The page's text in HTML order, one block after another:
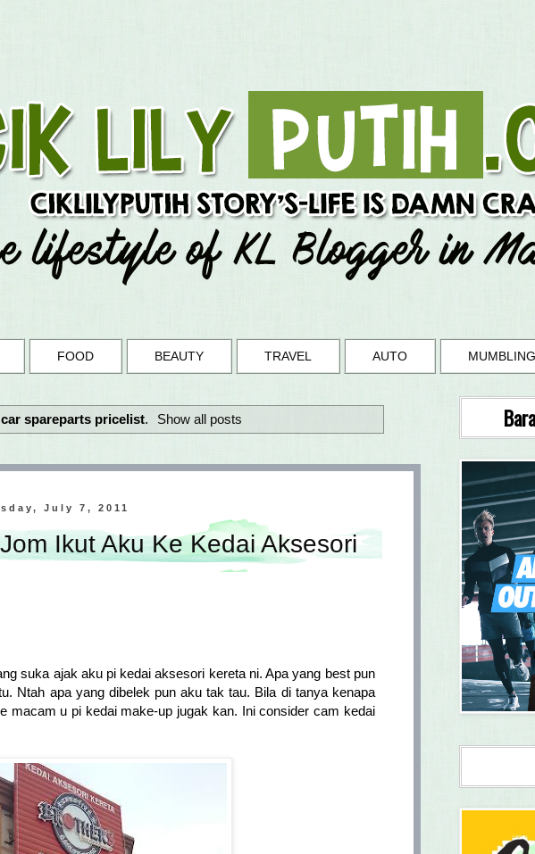
FOOD BEAUTY TRAVEL AUTO
car spareparts pricelist. Show all posts
July 7, 2011
Ikut Aku Ke Kedai Aksesori
suka ajak aku pi kedai aksesori kereta ni. Apa yang best pun
Ntah apa yang dibelek pun aku tak tau. Bila di tanya kenapa
macam u pi kedai make-up jugak kan. Ini consider cam kedai